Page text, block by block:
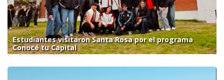
Estudiantes visitaron Santa Rosa por el programa
Conocé tu Capital